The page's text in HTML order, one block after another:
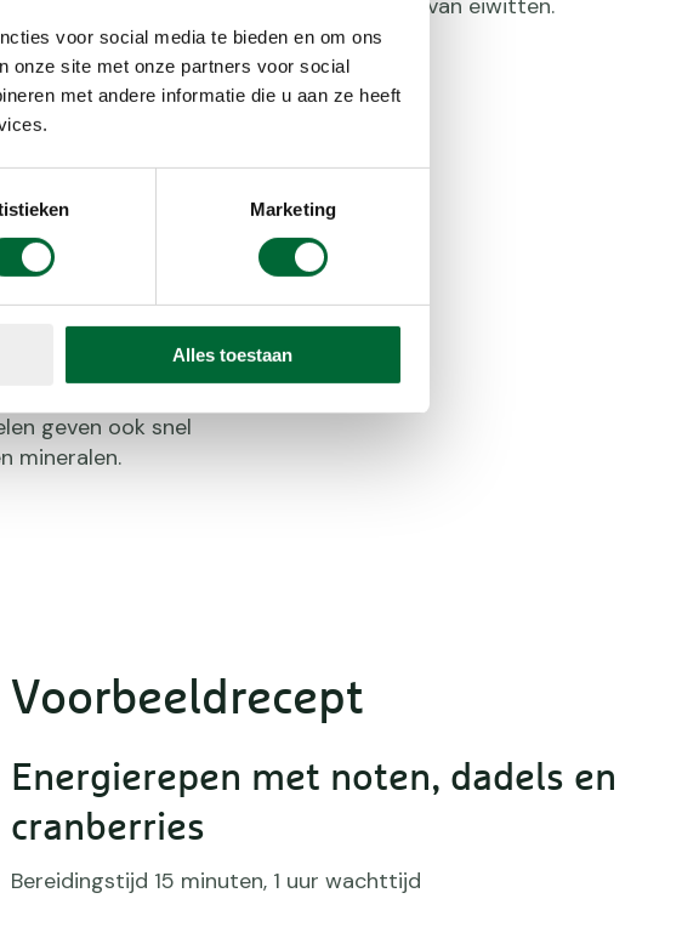
voor social media te bieden en om ons
onze site met onze partners voor social
met andere informatie die u aan ze heeft
Marketing
Alles toestaan
lees je meer over de functie van eiwitten.
in kunt stoppen
bevatten,
bevatten (zoals snoep),
geven ook snel
mineralen.
Voorbeeldrecept
Energierepen met noten, dadels en
cranberries
Bereidingstijd 15 minuten, 1 uur wachttijd